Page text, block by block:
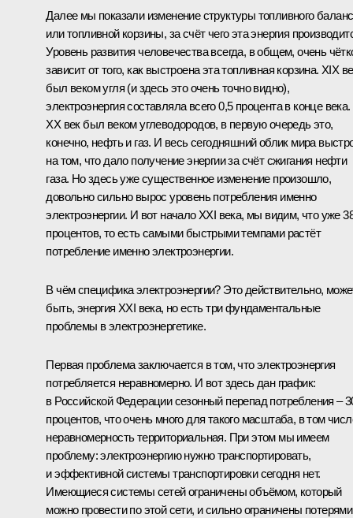
Далее мы показали изменение структуры топливного
или топливной корзины, за счёт чего эта энергия
Уровень развития человечества всегда, в общем, очень
зависит от того, как выстроена эта топливная корзина. XIX
был веком угля (и здесь это очень точно видно),
электроэнергия составляла всего 0,5 процента в конце века.
ХХ век был веком углеводородов, в первую очередь это,
конечно, нефть и газ. И весь сегодняшний облик мира
на том, что дало получение энергии за счёт сжигания нефти
газа. Но здесь уже существенное изменение произошло,
довольно сильно вырос уровень потребления именно
электроэнергии. И вот начало XXI века, мы видим, что уже
процентов, то есть самыми быстрыми темпами растёт
потребление именно электроэнергии.
В чём специфика электроэнергии? Это действительно,
быть, энергия XXI века, но есть три фундаментальные
проблемы в электроэнергетике.
Первая проблема заключается в том, что электроэнергия
потребляется неравномерно. И вот здесь дан график:
в Российской Федерации сезонный перепад потребления –
процентов, что очень много для такого масштаба, в том
неравномерность территориальная. При этом мы имеем
проблему: электроэнергию нужно транспортировать,
и эффективной системы транспортировки сегодня нет.
Имеющиеся системы сетей ограничены объёмом, который
можно провести по этой сети, и сильно ограничены